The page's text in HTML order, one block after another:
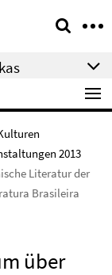
2013
Literatur der
Brasileira
über